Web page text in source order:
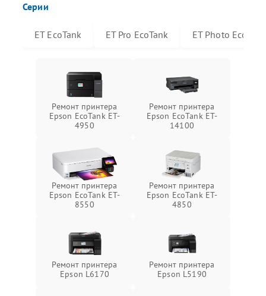
Серии
ET EcoTank ET Pro EcoTank ET Photo
Ремонт принтера
Epson EcoTank ET-
4950
Ремонт принтера
Epson EcoTank ET-
14100
Ремонт принтера
Epson EcoTank ET-
8550
Ремонт принтера
Epson EcoTank ET-
4850
Ремонт принтера
Epson L6170
Ремонт принтера
Epson L5190